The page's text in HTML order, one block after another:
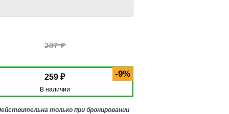
287 ₽
-9%
259 ₽
В наличии
только при бронировании